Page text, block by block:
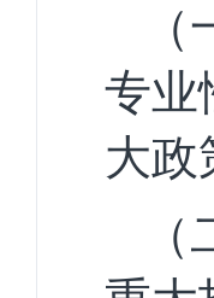
（
专业
大政